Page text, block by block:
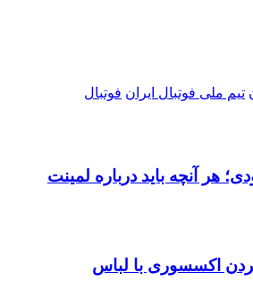
تیم ملی فوتبال ایران فوتبال
هر آنچه باید درباره لمینت
اکسسوری با لباس